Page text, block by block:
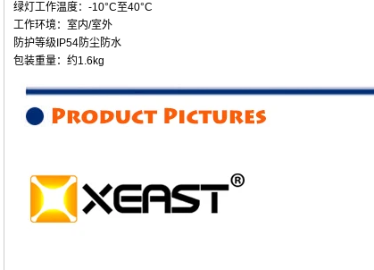
绿灯工作温度：-10°C至40°C
工作环境：室内/室外
防护等级IP54防尘防水
包装重量：约1.6kg